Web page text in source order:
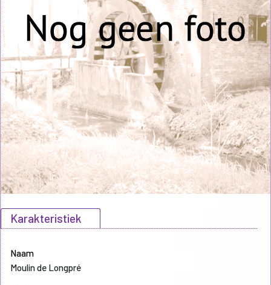
Karakteristiek
Naam
Moulin de Longpré